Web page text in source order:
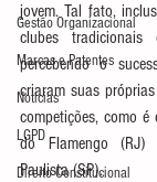
Gestão Organizacional
Marcas e Patentes
Notícias
LGPD
Direito Constitucional
jovem. Tal fato,
clubes
percebendo o
criaram suas
competições, como
do Flamengo
Paulista (SP).